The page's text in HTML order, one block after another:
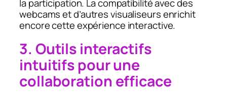
la participation. La compatibilité avec des
webcams et d’autres visualiseurs enrichit
encore cette expérience interactive.
3. Outils interactifs
intuitifs pour une
collaboration efficace